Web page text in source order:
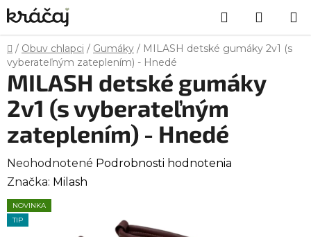
Prejsť
na
obsah
Hľadať
KOŠÍK
Domov
/ Obuv chlapci / Gumáky / MILASH detské gumáky 2v1 (s
vyberateľným zateplením) - Hnedé
MILASH detské gumáky
2v1 (s vyberateľným
zateplením) - Hnedé
Priemerné
hodnotenie
produktu
je
Neohodnotené Podrobnosti hodnotenia
Značka: Milash
NOVINKA
TIP